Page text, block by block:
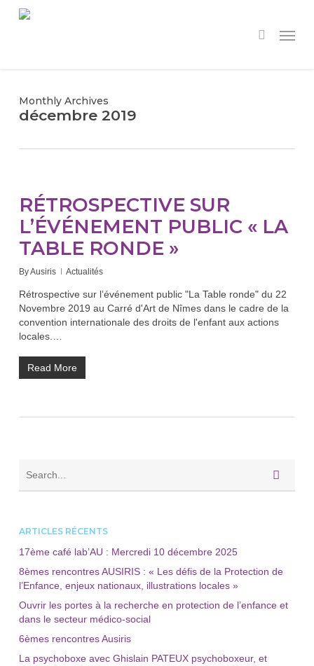
search
Monthly Archives
décembre 2019
RÉTROSPECTIVE SUR
L’ÉVÉNEMENT PUBLIC « LA
TABLE RONDE »
ByAusiris Actualités
Rétrospective sur l’événement public "La Table ronde" du 22
Novembre 2019 au Carré d'Art de Nîmes dans le cadre de la
convention internationale des droits de l'enfant aux actions
locales.…
Read More
ARTICLES RÉCENTS
17ème café lab’AU : Mercredi 10 décembre 2025
8èmes rencontres AUSIRIS : « Les défis de la Protection de
l’Enfance, enjeux nationaux, illustrations locales »
Ouvrir les portes à la recherche en protection de l’enfance et
dans le secteur médico-social
6èmes rencontres Ausiris
La psychoboxe avec Ghislain PATEUX psychoboxeur, et